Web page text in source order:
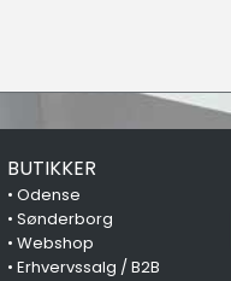
BUTIKKER
•Odense
•Sønderborg
•Webshop
•Erhvervssalg / B2B